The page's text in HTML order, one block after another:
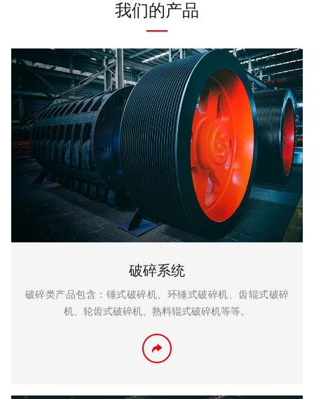
我们的产品
破碎系统
破碎类产品包含：锤式破碎机、环锤式破碎机、齿辊式破碎
机、轮齿式破碎机、熟料辊式破碎机等等。